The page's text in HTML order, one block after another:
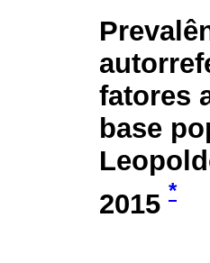
fatores
base
2015 *